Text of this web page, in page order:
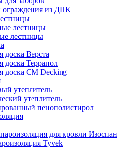
ограждения из ДПК
лестницы
лестницы
доска Верста
доска Террапол
доска CM Decking
утеплитель
утеплитель
пенополистирол
для кровли Изоспан
Tyvek